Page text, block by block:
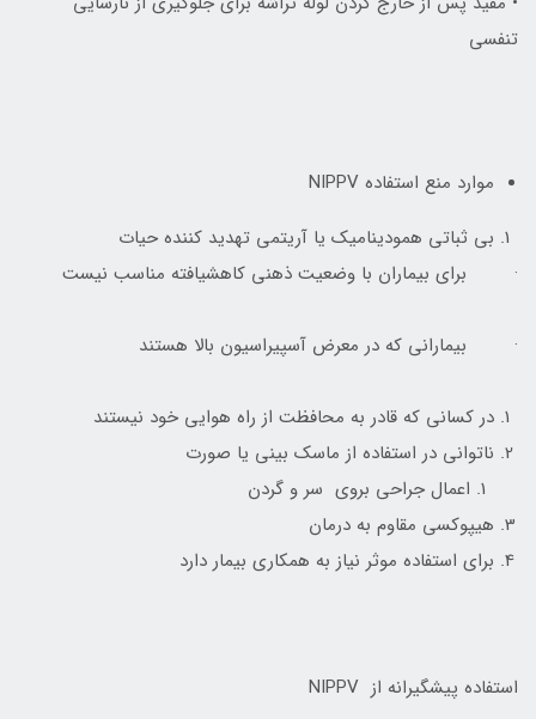
تنفسی
موارد منع استفاده NIPPV
بی ثباتی همودینامیک یا آریتمی تهدید کننده حیات
· برای بیماران با وضعیت ذهنی کاهشیافته مناسب نیست
· بیمارانی که در معرض آسپیراسیون بالا هستند
در کسانی که قادر به محافظت از راه هوایی خود نیستند
ناتوانی در استفاده از ماسک بینی یا صورت
اعمال جراحی بروی سر و گردن
هیپوکسی مقاوم به درمان
برای استفاده موثر نیاز به همکاری بیمار دارد
استفاده پیشگیرانه از NIPPV